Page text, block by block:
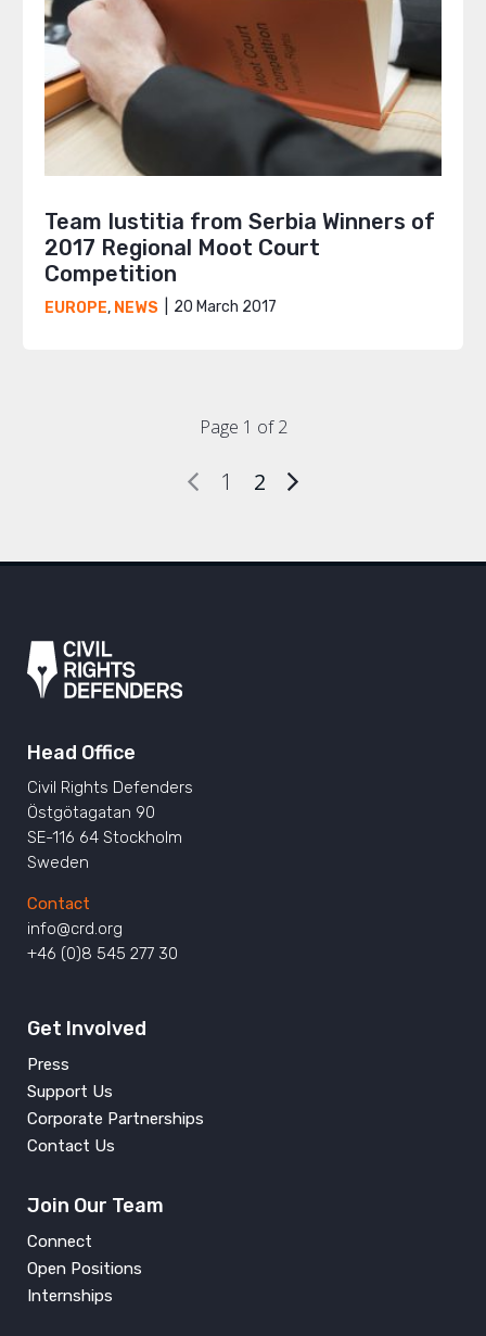
Team Iustitia from Serbia Winners of
2017 Regional Moot Court
Competition
EUROPE, NEWS 20 March 2017
Page 1 of 2
1 2
Head Office
Civil Rights Defenders
Östgötagatan 90
SE-116 64 Stockholm
Sweden
Contact
info@crd.org
+46 (0)8 545 277 30
Get Involved
Press
Support Us
Corporate Partnerships
Contact Us
Join Our Team
Connect
Open Positions
Internships